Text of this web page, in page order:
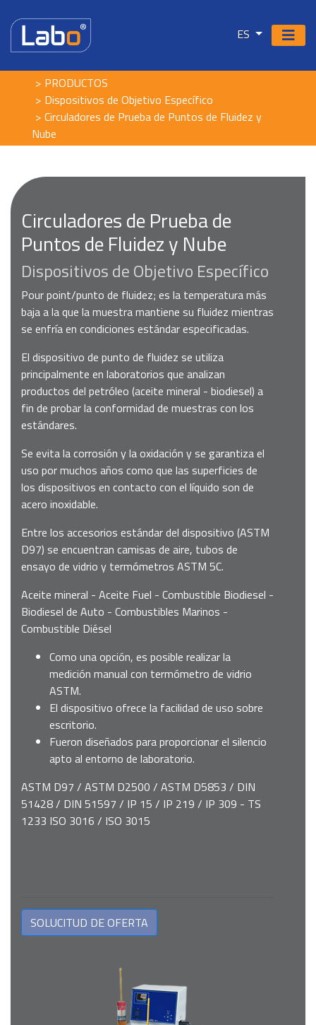
ES
PRODUCTOS
Dispositivos de Objetivo Específico
Circuladores de Prueba de Puntos de Fluidez y
Nube
Circuladores de Prueba de
Puntos de Fluidez y Nube
Dispositivos de Objetivo Específico
Pour point/punto de fluidez; es la temperatura más
baja a la que la muestra mantiene su fluidez mientras
se enfría en condiciones estándar especificadas.
El dispositivo de punto de fluidez se utiliza
principalmente en laboratorios que analizan
productos del petróleo (aceite mineral - biodiesel) a
fin de probar la conformidad de muestras con los
estándares.
Se evita la corrosión y la oxidación y se garantiza el
uso por muchos años como que las superficies de
los dispositivos en contacto con el líquido son de
acero inoxidable.
Entre los accesorios estándar del dispositivo (ASTM
D97) se encuentran camisas de aire, tubos de
ensayo de vidrio y termómetros ASTM 5C.
Aceite mineral - Aceite Fuel - Combustible Biodiesel -
Biodiesel de Auto - Combustibles Marinos -
Combustible Diésel
Como una opción, es posible realizar la
medición manual con termómetro de vidrio
ASTM.
El dispositivo ofrece la facilidad de uso sobre
escritorio.
Fueron diseñados para proporcionar el silencio
apto al entorno de laboratorio.
ASTM D97 / ASTM D2500 / ASTM D5853 / DIN
51428 / DIN 51597 / IP 15 / IP 219 / IP 309 - TS
1233 ISO 3016 / ISO 3015
SOLUCITUD DE OFERTA